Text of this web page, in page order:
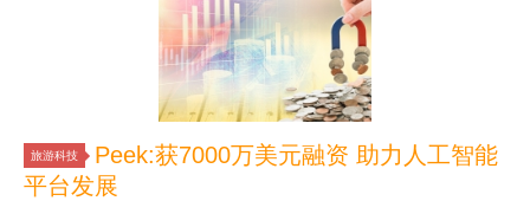
旅游科技
Peek:获7000万美元融资 助力人工智能
平台发展